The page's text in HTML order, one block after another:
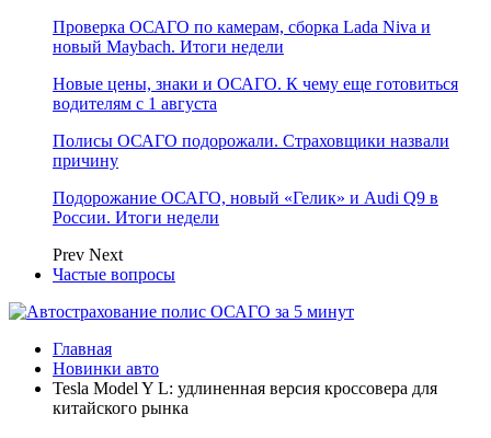
Проверка ОСАГО по камерам, сборка Lada Niva и
новый Maybach. Итоги недели
Новые цены, знаки и ОСАГО. К чему еще готовиться
водителям с 1 августа
Полисы ОСАГО подорожали. Страховщики назвали
причину
Подорожание ОСАГО, новый «Гелик» и Audi Q9 в
России. Итоги недели
Prev Next
Частые вопросы
Главная
Новинки авто
Tesla Model Y L: удлиненная версия кроссовера для
китайского рынка